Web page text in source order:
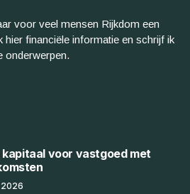
voor veel mensen Rijkdom een
hier financiële informatie en schrijf ik
onderwerpen.
kapitaal voor vastgoed met
2026